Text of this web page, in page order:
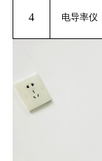
4 电导率仪